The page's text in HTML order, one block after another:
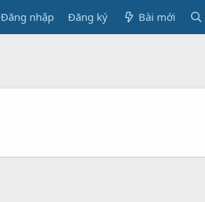
Đăng nhập Đăng ký Bài mới